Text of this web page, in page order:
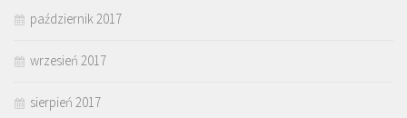
październik 2017
wrzesień 2017
sierpień 2017